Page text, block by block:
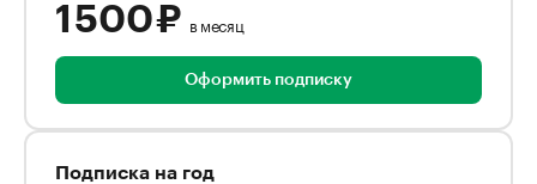
1 500 ₽ в месяц
Оформить подписку
Подписка на год